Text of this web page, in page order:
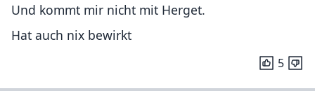
Und kommt mir nicht mit Herget.
Hat auch nix bewirkt
5